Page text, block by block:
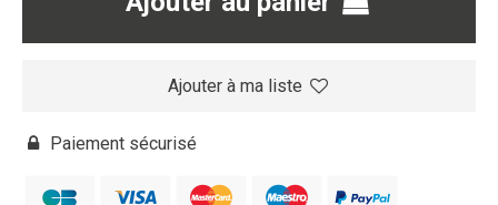
Ajouter à ma liste
Paiement sécurisé